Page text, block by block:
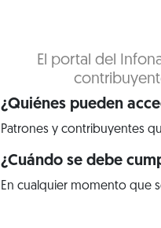
El portal del
¿Quiénes pueden
Patrones y contribuyentes
¿Cuándo se debe
En cualquier momento que